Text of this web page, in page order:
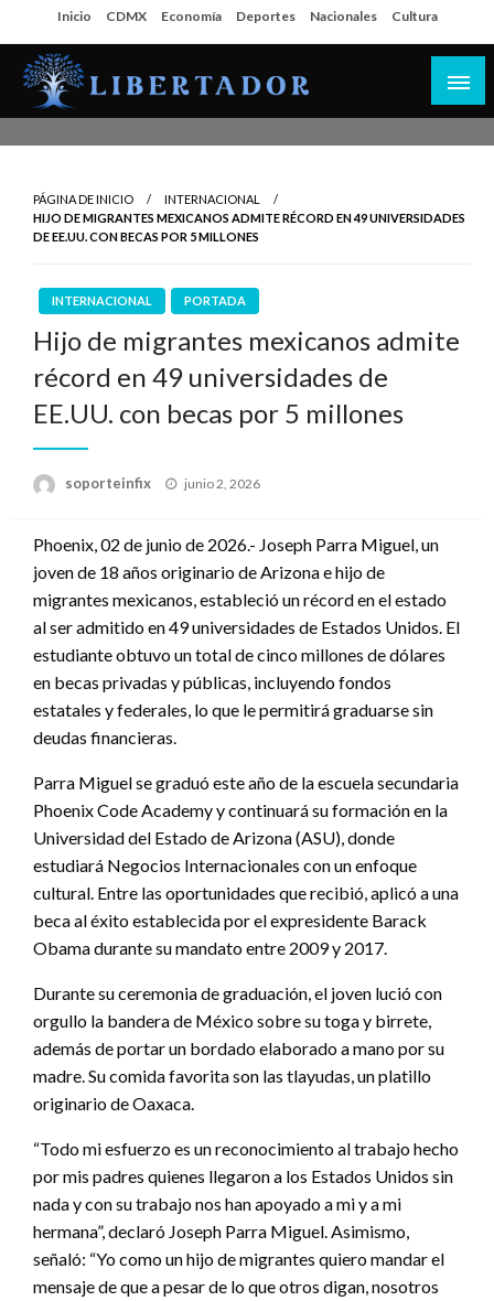
al
contenido
Inicio CDMX Economía Deportes Nacionales Cultura
PÁGINA DE INICIO
INTERNACIONAL
HIJO DE MIGRANTES MEXICANOS ADMITE RÉCORD EN 49 UNIVERSIDADES
DE EE.UU. CON BECAS POR 5 MILLONES
INTERNACIONAL PORTADA
Hijo de migrantes mexicanos admite
récord en 49 universidades de
EE.UU. con becas por 5 millones
soporteinfix
Publicado
junio 2, 2026
Phoenix, 02 de junio de 2026.- Joseph Parra Miguel, un
joven de 18 años originario de Arizona e hijo de
migrantes mexicanos, estableció un récord en el estado
al ser admitido en 49 universidades de Estados Unidos. El
estudiante obtuvo un total de cinco millones de dólares
en becas privadas y públicas, incluyendo fondos
estatales y federales, lo que le permitirá graduarse sin
deudas financieras.
Parra Miguel se graduó este año de la escuela secundaria
Phoenix Code Academy y continuará su formación en la
Universidad del Estado de Arizona (ASU), donde
estudiará Negocios Internacionales con un enfoque
cultural. Entre las oportunidades que recibió, aplicó a una
beca al éxito establecida por el expresidente Barack
Obama durante su mandato entre 2009 y 2017.
Durante su ceremonia de graduación, el joven lució con
orgullo la bandera de México sobre su toga y birrete,
además de portar un bordado elaborado a mano por su
madre. Su comida favorita son las tlayudas, un platillo
originario de Oaxaca.
“Todo mi esfuerzo es un reconocimiento al trabajo hecho
por mis padres quienes llegaron a los Estados Unidos sin
nada y con su trabajo nos han apoyado a mi y a mi
hermana”, declaró Joseph Parra Miguel. Asimismo,
señaló: “Yo como un hijo de migrantes quiero mandar el
mensaje de que a pesar de lo que otros digan, nosotros